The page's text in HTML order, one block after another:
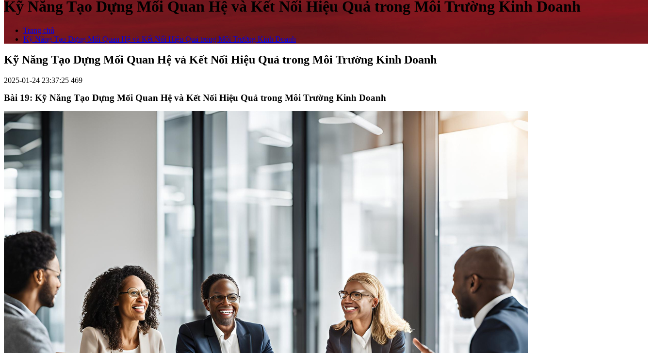
Kỹ Năng Tạo Dựng Mối Quan Hệ và Kết Nối Hiệu Quả trong Môi Trường Kinh Doanh
Trang chủ
Kỹ Năng Tạo Dựng Mối Quan Hệ và Kết Nối Hiệu Quả trong Môi Trường Kinh Doanh
Kỹ Năng Tạo Dựng Mối Quan Hệ và Kết Nối Hiệu Quả trong Môi Trường Kinh Doanh
2025-01-24 23:37:25 469
Bài 19: Kỹ Năng Tạo Dựng Mối Quan Hệ và Kết Nối Hiệu Quả trong Môi Trường Kinh Doanh